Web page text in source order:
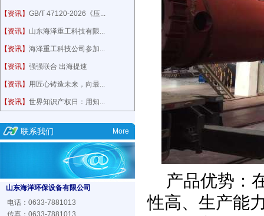
【资讯】 GB/T 47120-2026《压...
【资讯】 山东海泽重工科技有限...
【资讯】 海泽重工科技公司参加...
【资讯】 强强联合 出海提速
【资讯】 用匠心铸造未来，向最...
【资讯】 世界知识产权日：用知...
联系我们 More
山东海洋环保设备有限公司
电话：0633-7881013
传真：0633-7881013
产品优势：
性高、生产能